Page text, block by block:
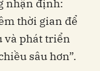
nhận định:
thời gian để
và phát triển
sâu hơn”.